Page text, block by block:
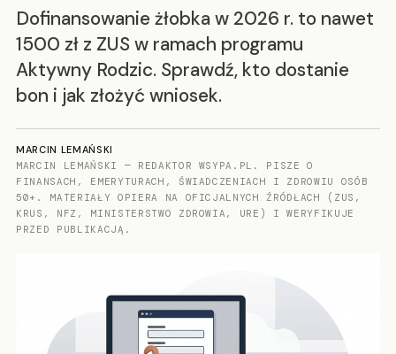
Dofinansowanie żłobka w 2026 r. to nawet
1500 zł z ZUS w ramach programu
Aktywny Rodzic. Sprawdź, kto dostanie
bon i jak złożyć wniosek.
MARCIN LEMAŃSKI
MARCIN LEMAŃSKI — REDAKTOR WSYPA.PL. PISZE O
FINANSACH, EMERYTURACH, ŚWIADCZENIACH I ZDROWIU OSÓB
50+. MATERIAŁY OPIERA NA OFICJALNYCH ŹRÓDŁACH (ZUS,
KRUS, NFZ, MINISTERSTWO ZDROWIA, URE) I WERYFIKUJE
PRZED PUBLIKACJĄ.